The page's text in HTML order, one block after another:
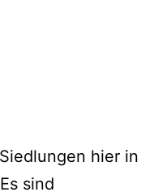
hier in
sind